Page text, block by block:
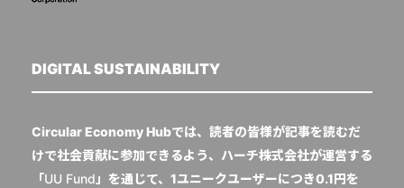
DIGITAL SUSTAINABILITY
Circular Economy Hubでは、読者の皆様が記事を読むだ
けで社会貢献に参加できるよう、ハーチ株式会社が運営する
「UU Fund 」を通じて、1ユニークユーザーにつき0.1円を